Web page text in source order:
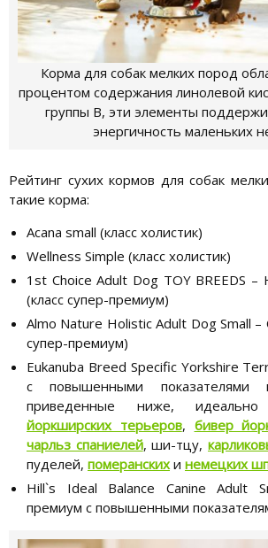
Корма для собак мелких пород
процентом содержания линолевой
группы В, эти элементы
энергичность маленьких
Рейтинг сухих кормов для собак
такие корма:
Acana small (класс холистик)
Wellness Simple (класс холистик)
1st Choice Adult Dog TOY BREEDS –
(класс супер-премиум)
Almo Nature Holistic Adult Dog Small –
супер-премиум)
Eukanuba Breed Specific Yorkshire
с повышенными показателями
приведенные ниже,
йоркширских терьеров, бивер
чарльз спаниелей, ши-тцу,
пуделей, померанских и немецких
Hill`s Ideal Balance Canine Adult
премиум с повышенными